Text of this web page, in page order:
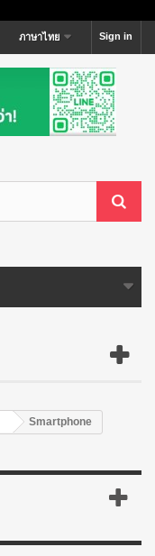
Sign in
ภาษาไทย
Smartphone